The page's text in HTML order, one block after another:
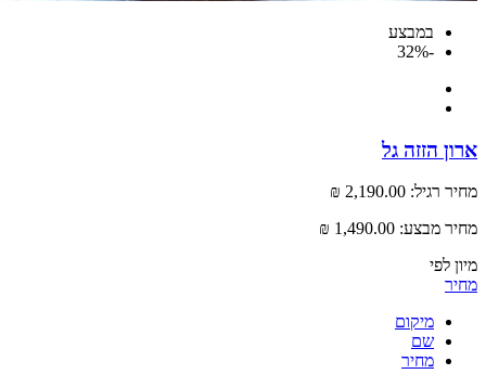
במבצע
הזזה גל
רגיל: 2,190.00 ₪
מבצע: 1,490.00 ₪
מיקום
שם
מחיר